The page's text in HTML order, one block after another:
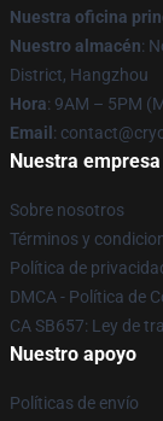
Nuestra oficina
Nuestro almacén:
District, Hangzhou
Hora: 9AM – 5PM
Email :
Nuestra empresa
Sobre nosotros
Términos y
Política de
DMCA - Política de
CA SB657: Ley de
Nuestro apoyo
Políticas de envío